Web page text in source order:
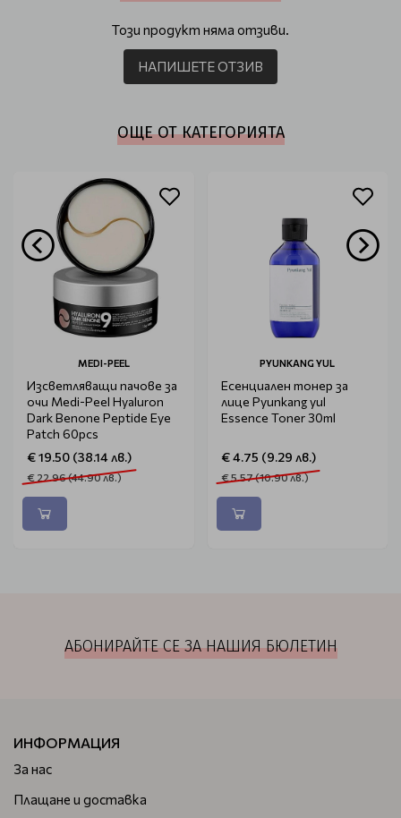
Този продукт няма отзиви.
НАПИШЕТЕ ОТЗИВ
ОЩЕ ОТ КАТЕГОРИЯТА
MEDI-PEEL
Изсветляващи пачове за
очи Medi-Peel Hyaluron
Dark Benone Peptide Eye
Patch 60pcs
€ 19.50 (38.14 лв.)
€ 22.96 (44.90 лв.)
PYUNKANG YUL
Есенциален тонер за
лице Pyunkang yul
Essence Toner 30ml
€ 4.75 (9.29 лв.)
€ 5.57 (10.90 лв.)
АБОНИРАЙТЕ СЕ ЗА НАШИЯ БЮЛЕТИН
ИНФОРМАЦИЯ
За нас
Плащане и доставка